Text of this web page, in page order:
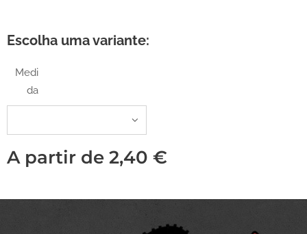
Escolha uma variante:
Medi
da
A partir de 2,40 €